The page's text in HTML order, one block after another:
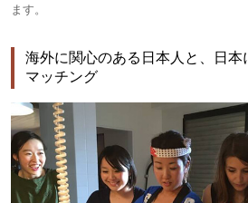
ます。
海外に関心のある日本人と、日本
マッチング